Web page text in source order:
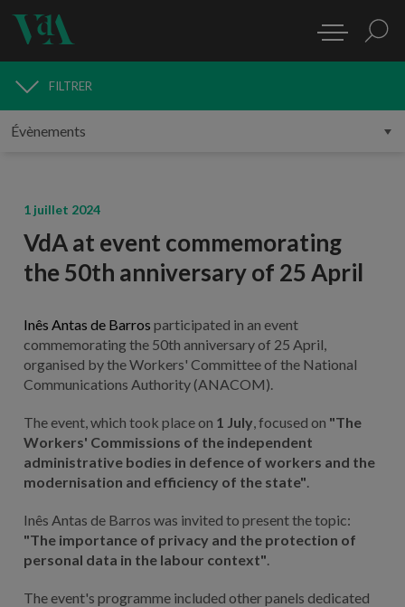
MÉDIAS
FILTRER
1 juillet 2024
VdA at event commemorating
the 50th anniversary of 25 April
Inês Antas de Barros participated in an event
commemorating the 50th anniversary of 25 April,
organised by the Workers' Committee of the National
Communications Authority (ANACOM).
The event, which took place on 1 July , focused on "The
Workers' Commissions of the independent
administrative bodies in defence of workers and the
modernisation and efficiency of the state"
Inês Antas de Barros was invited to present the topic:
"The importance of privacy and the protection of
personal data in the labour context"
The event's programme included other panels dedicated